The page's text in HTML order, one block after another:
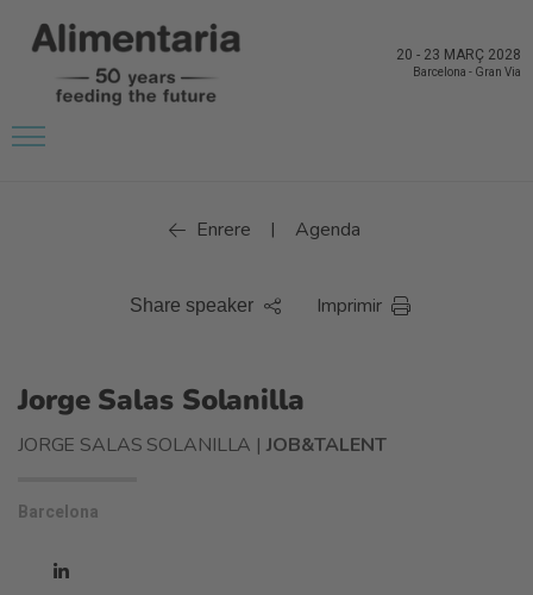
20 - 23 MARÇ 2028
Barcelona - Gran Via
Enrere | Agenda
Share speaker Imprimir
Jorge Salas Solanilla
JORGE SALAS SOLANILLA | JOB&TALENT
Barcelona